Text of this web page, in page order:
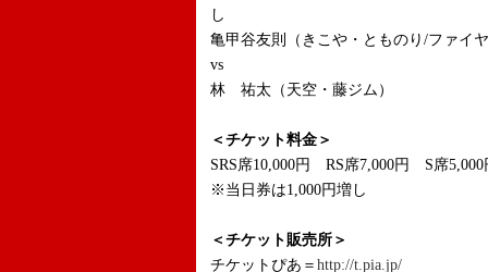
し
亀甲谷友則（きこや・とものり/ファイ
vs
林 祐太（天空・藤ジム）
＜チケット料金＞
SRS席10,000円 RS席7,000円 S席5,000
※当日券は1,000円増し
＜チケット販売所＞
チケットぴあ＝ http://t.pia.jp/